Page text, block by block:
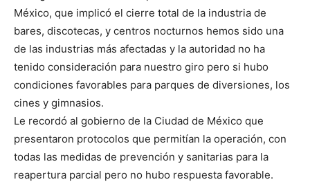
México, que implicó el cierre total de la industria de
bares, discotecas, y centros nocturnos hemos sido una
de las industrias más afectadas y la autoridad no ha
tenido consideración para nuestro giro pero si hubo
condiciones favorables para parques de diversiones, los
cines y gimnasios.
Le recordó al gobierno de la Ciudad de México que
presentaron protocolos que permitían la operación, con
todas las medidas de prevención y sanitarias para la
reapertura parcial pero no hubo respuesta favorable.